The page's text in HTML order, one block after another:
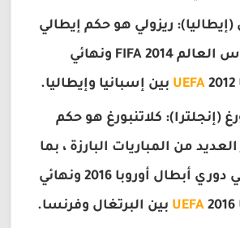
(إيطاليا): ريزولي هو حكم إيطالي
أدار نهائي كأس العالم 2014 FIFA ونهائي
UEFA2012 بين إسبانيا وإيطاليا.
(إنجلترا): كلاتنبورغ هو حكم
من المباريات البارزة ، بما
في ذلك نهائي دوري أبطال أوروبا 2016 ونهائي
UEFA2016 بين البرتغال وفرنسا.